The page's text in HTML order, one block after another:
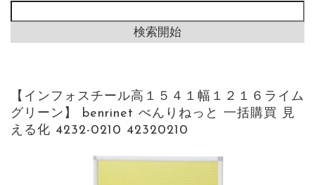
【インフォスチール高１５４１幅１２１６ライム
グリーン】 benrinet べんりねっと 一括購買 見
える化 4232-0210 42320210